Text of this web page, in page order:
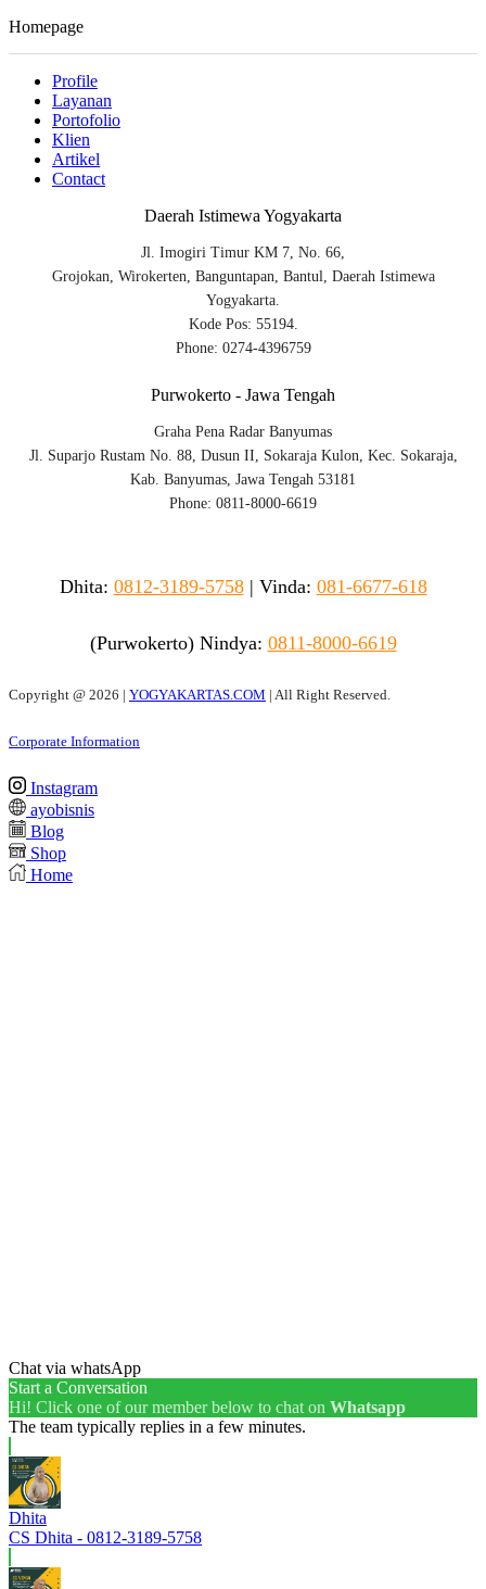
Homepage
Profile
Layanan
Portofolio
Klien
Artikel
Contact
Daerah Istimewa Yogyakarta
Jl. Imogiri Timur KM 7, No. 66,
Grojokan, Wirokerten, Banguntapan, Bantul, Daerah Istimewa
Yogyakarta.
Kode Pos: 55194.
Phone: 0274-4396759
Purwokerto - Jawa Tengah
Graha Pena Radar Banyumas
Jl. Suparjo Rustam No. 88, Dusun II, Sokaraja Kulon, Kec. Sokaraja,
Kab. Banyumas, Jawa Tengah 53181
Phone: 0811-8000-6619
Dhita: 0812-3189-5758| Vinda: 081-6677-618
(Purwokerto) Nindya: 0811-8000-6619
Copyright @ 2026 | YOGYAKARTAS.COM | All Right Reserved.
Corporate Information
Instagram
ayobisnis
Blog
Shop
Home
Chat via whatsApp
Start a Conversation
Hi! Click one of our member below to chat on Whatsapp
The team typically replies in a few minutes.
Dhita
CS Dhita - 0812-3189-5758